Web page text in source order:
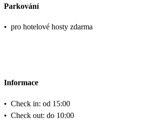
Parkování
• pro hotelové hosty zdarma
Informace
• Check in: od 15:00
• Check out: do 10:00